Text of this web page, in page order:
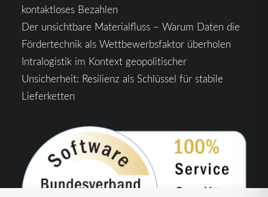
kontaktloses Bezahlen
Der unsichtbare Materialfluss – Warum Daten die
Fördertechnik als Wettbewerbsfaktor überholen
Intralogistik im Kontext geopolitischer
Unsicherheit: Resilienz als Schlüssel für stabile
Lieferketten